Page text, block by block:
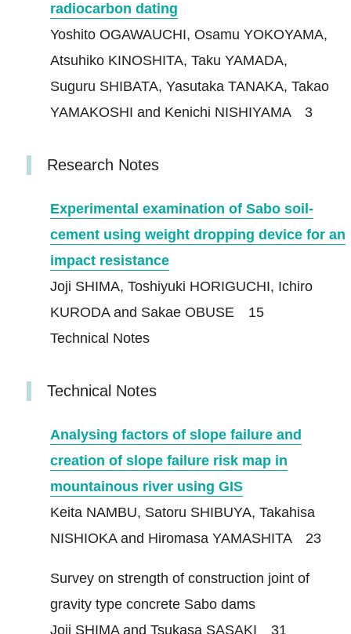
radiocarbon dating
Yoshito OGAWAUCHI, Osamu YOKOYAMA,
Atsuhiko KINOSHITA, Taku YAMADA,
Suguru SHIBATA, Yasutaka TANAKA, Takao
YAMAKOSHI and Kenichi NISHIYAMA 3
Research Notes
Experimental examination of Sabo soil‐
cement using weight dropping device for an
impact resistance
Joji SHIMA, Toshiyuki HORIGUCHI, Ichiro
KURODA and Sakae OBUSE 15
Technical Notes
Technical Notes
Analysing factors of slope failure and
creation of slope failure risk map in
mountainous river using GIS
Keita NAMBU, Satoru SHIBUYA, Takahisa
NISHIOKA and Hiromasa YAMASHITA 23
Survey on strength of construction joint of
gravity type concrete Sabo dams
Joji SHIMA and Tsukasa SASAKI 31